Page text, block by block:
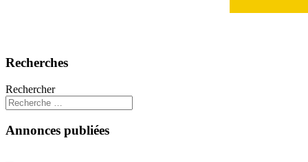
Recherches
Rechercher
Annonces publiées